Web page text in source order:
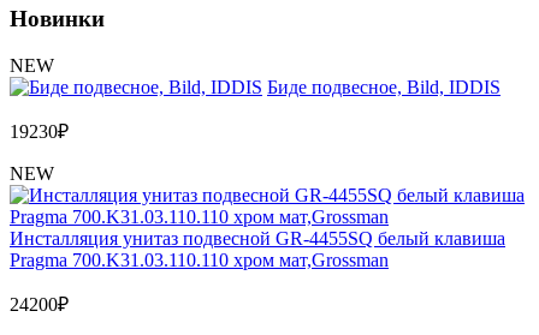
Новинки
NEW
Биде подвесное, Bild, IDDIS
19230₽
NEW
Инсталляция унитаз подвесной GR-4455SQ белый клавиша
Pragma 700.K31.03.110.110 хром мат,Grossman
24200₽